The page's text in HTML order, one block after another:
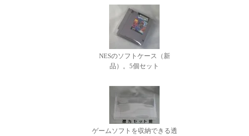
NESのソフトケース（新
品）。5個セット
ゲームソフトを収納できる透